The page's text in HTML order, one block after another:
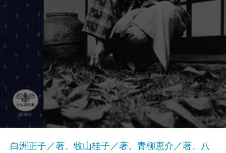
白洲正子／著、牧山桂子／著、青柳恵介／著、八